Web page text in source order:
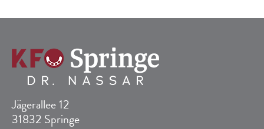
Jägerallee 12
31832 Springe